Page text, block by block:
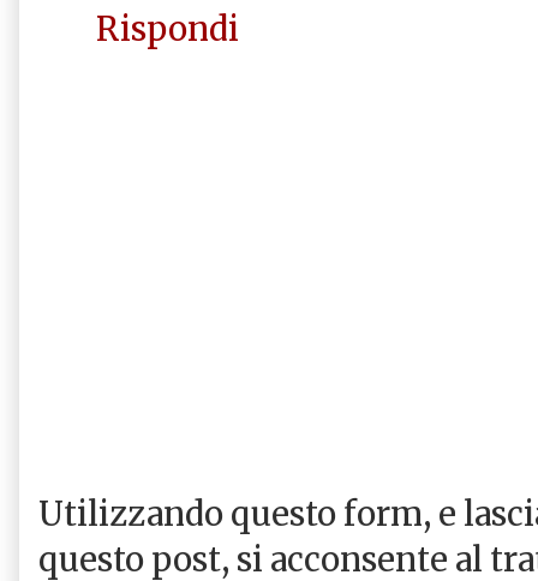
Rispondi
Utilizzando questo form, e
questo post, si acconsente al